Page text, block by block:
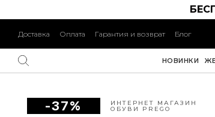
Доставка Оплата Гарантия и возврат Блог
НОВИНКИ
-37% ИНТЕРНЕТ МАГАЗИН
ОБУВИ PREGO